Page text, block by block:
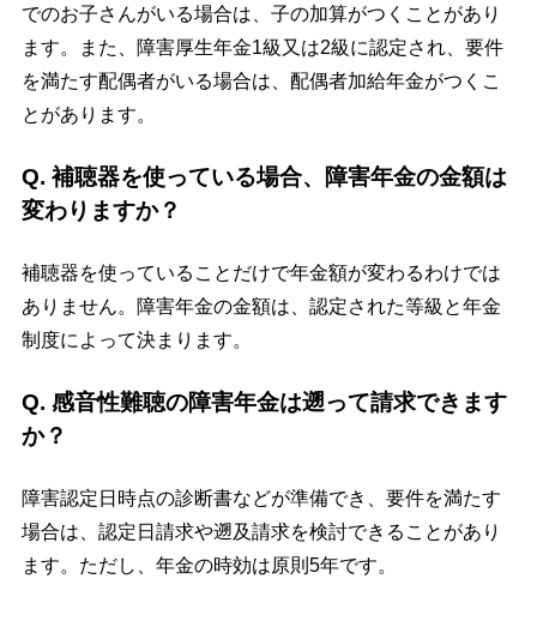
でのお子さんがいる場合は、子の加算がつくことがあり
ます。また、障害厚生年金1級又は2級に認定され、要件
を満たす配偶者がいる場合は、配偶者加給年金がつくこ
とがあります。
Q. 補聴器を使っている場合、障害年金の金額は
変わりますか？
補聴器を使っていることだけで年金額が変わるわけでは
ありません。障害年金の金額は、認定された等級と年金
制度によって決まります。
Q. 感音性難聴の障害年金は遡って請求できます
か？
障害認定日時点の診断書などが準備でき、要件を満たす
場合は、認定日請求や遡及請求を検討できることがあり
ます。ただし、年金の時効は原則5年です。